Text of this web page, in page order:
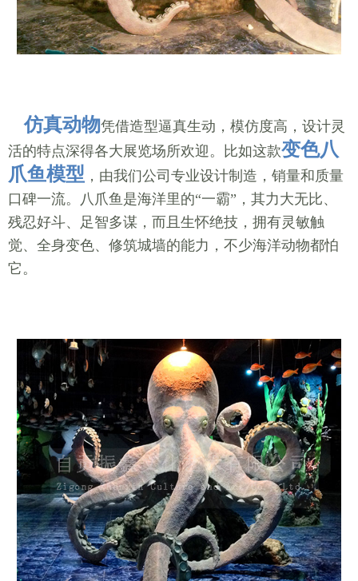
仿真动物凭借造型逼真生动，模仿度高，设计灵
活的特点深得各大展览场所欢迎。比如这款变色八
爪鱼模型 ，由我们公司专业设计制造，销量和质量
口碑一流。八爪鱼是海洋里的“一霸”，其力大无比、
残忍好斗、足智多谋，而且生怀绝技，拥有灵敏触
觉、全身变色、修筑城墙的能力，不少海洋动物都怕
它。